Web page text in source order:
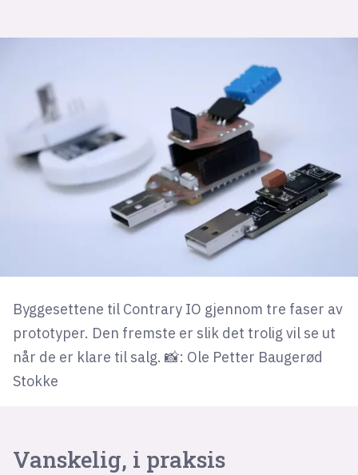
Byggesettene til Contrary IO gjennom tre faser av
prototyper. Den fremste er slik det trolig vil se ut
når de er klare til salg. 📸: Ole Petter Baugerød
Stokke
Vanskelig, i praksis